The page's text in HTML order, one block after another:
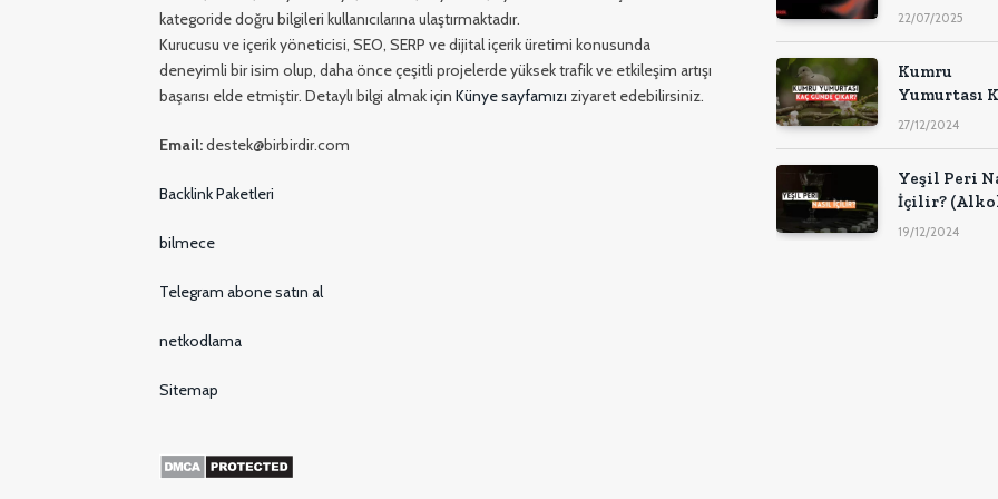
kategoride doğru bilgileri kullanıcılarına ulaştırmaktadır.
Kurucusu ve içerik yöneticisi, SEO, SERP ve dijital içerik üretimi konusunda
deneyimli bir isim olup, daha önce çeşitli projelerde yüksek trafik ve etkileşim artışı
başarısı elde etmiştir. Detaylı bilgi almak için Künye sayfamızı ziyaret edebilirsiniz.
Email:destek@birbirdir.com
Backlink Paketleri
bilmece
Telegram abone satın al
netkodlama
Sitemap
22/07/2025
Kumru
Yumurtası
Günde Çıkar?
27/12/2024
Yeşil Peri
İçilir?
Oranı)
19/12/2024